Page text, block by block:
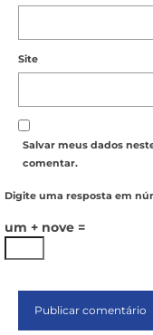
Site
Salvar meus dados
comentar.
Digite uma resposta em
um + nove =